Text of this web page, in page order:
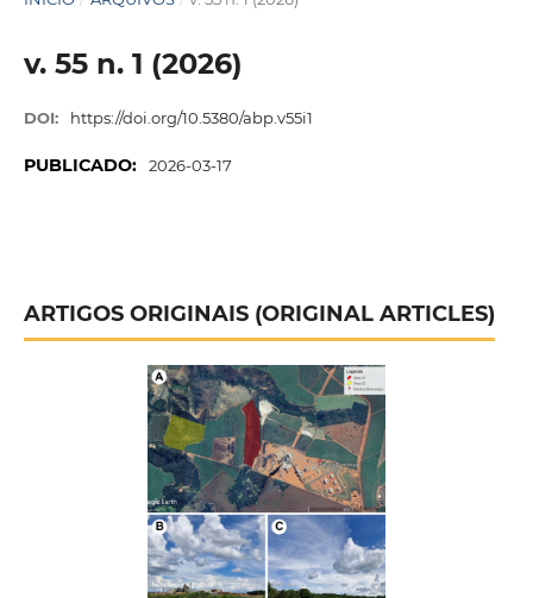
v. 55 n. 1 (2026)
DOI: https://doi.org/10.5380/abp.v55i1
PUBLICADO: 2026-03-17
ARTIGOS ORIGINAIS (ORIGINAL ARTICLES)